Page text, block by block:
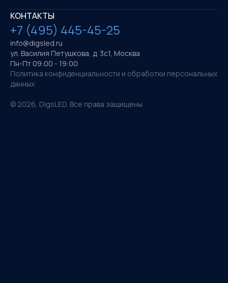
КОНТАКТЫ
+7 (495) 445-45-25
info@digsled.ru
ул. Василия Петушкова, д. 3с1, Москва
Пн-Пт 09:00 - 19:00
Политика конфиденциальности и обработки персональных
данных
© 2026, DigsLED. Все права защищены